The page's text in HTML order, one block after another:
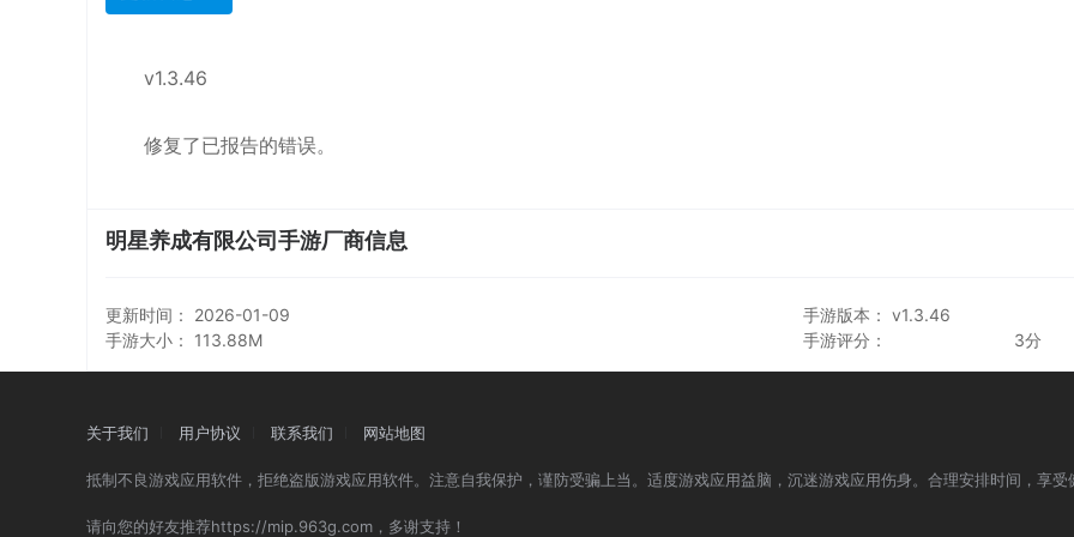
v1.3.46
修复了已报告的错误。
明星养成有限公司手游厂商信息
更新时间： 2026-01-09
手游版本： v1.3.46
手游大小： 113.88M
手游评分： 3分
关于我们 用户协议 联系我们 网站地图
抵制不良游戏应用软件，拒绝盗版游戏应用软件。注意自我保护，谨防受骗上当。适度游戏应用益脑，沉迷游戏应用伤身。合理安排时间，享受
请向您的好友推荐https://mip.963g.com，多谢支持！